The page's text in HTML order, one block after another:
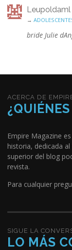
Leupoldaml
→
bride Julie
ACERCA DE
Empire Magazine
historia, dedicada
superior del blog
revista.
Para cualquier
SIGUE LA
LO MÁS